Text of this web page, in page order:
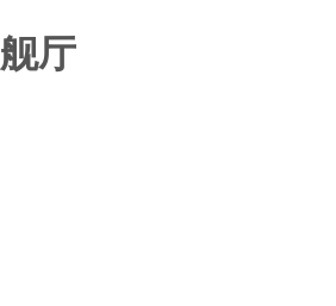
舰厅